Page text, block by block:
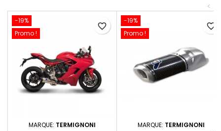
<
-19%
Promo !
MARQUE: TERMIGNONI
favorite_border
-19%
Promo !
MARQUE: TERMIGNONI
favorite_border